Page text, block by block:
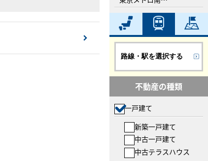
路線・駅を選択する
不動産の種類
一戸建て
新築一戸建て
中古一戸建て
中古テラスハウス